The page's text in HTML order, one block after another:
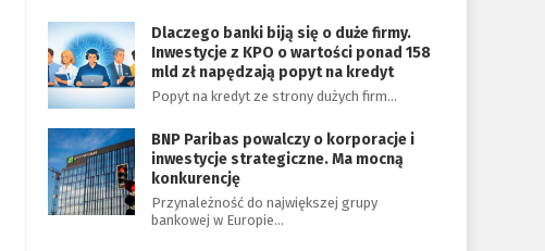
Dlaczego banki biją się o duże firmy.
Inwestycje z KPO o wartości ponad 158
mld zł napędzają popyt na kredyt
Popyt na kredyt ze strony dużych firm…
BNP Paribas powalczy o korporacje i
inwestycje strategiczne. Ma mocną
konkurencję
Przynależność do największej grupy
bankowej w Europie…